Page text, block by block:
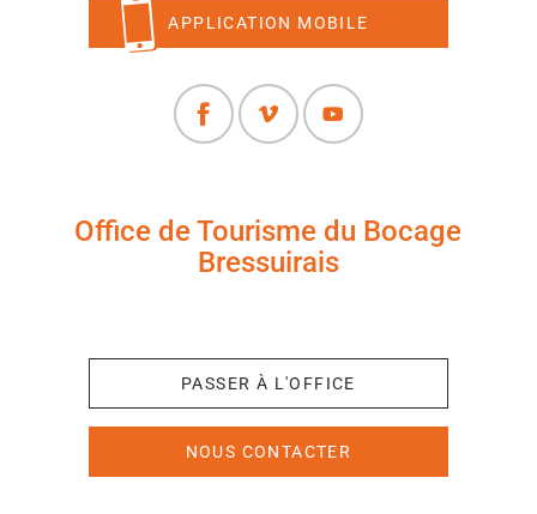
APPLICATION MOBILE
Office de Tourisme du Bocage
Bressuirais
PASSER À L'OFFICE
NOUS CONTACTER